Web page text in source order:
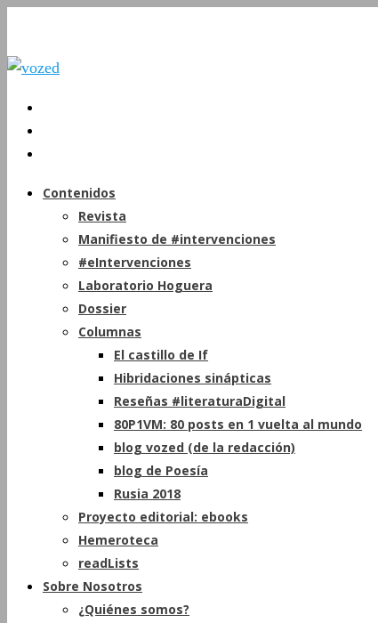
Contenidos
Revista
Manifiesto de #intervenciones
#eIntervenciones
Laboratorio Hoguera
Dossier
Columnas
El castillo de If
Hibridaciones sinápticas
Reseñas #literaturaDigital
80P1VM: 80 posts en 1 vuelta al mundo
blog vozed (de la redacción)
blog de Poesía
Rusia 2018
Proyecto editorial: ebooks
Hemeroteca
readLists
Sobre Nosotros
¿Quiénes somos?